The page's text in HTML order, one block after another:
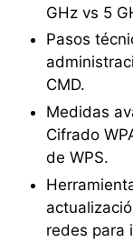
GHz vs 5
Pasos
CMD.
Medidas
Cifrado
de WPS.
redes para